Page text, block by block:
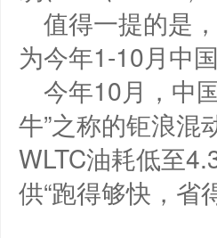
值得一提的是
为今年1-10月中
今年10月，中
牛”之称的钜浪混
WLTC油耗低至
供“跑得够快，省